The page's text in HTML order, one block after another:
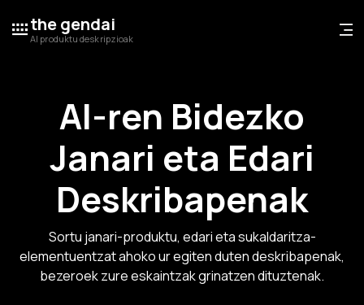
the gendai
AI produktu deskripzioak
AI-ren Bidezko
Janari eta Edari
Deskribapenak
Sortu janari-produktu, edari eta sukaldaritza-
elementuentzat ahoko ur egiten duten deskribapenak,
bezeroek zure eskaintzak grinatzen dituztenak.